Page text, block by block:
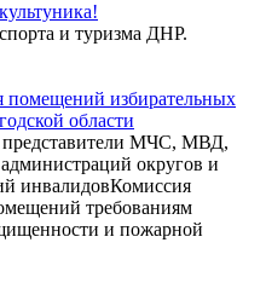
и туризма ДНР.
помещений избирательных
области
представители МЧС, МВД,
округов и
инвалидовКомиссия
требованиям
и пожарной